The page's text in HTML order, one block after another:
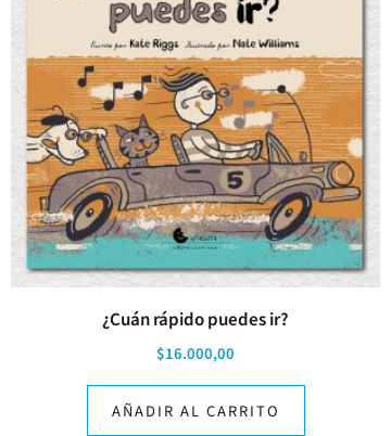
¿Cuán rápido puedes ir?
$16.000,00
AÑADIR AL CARRITO